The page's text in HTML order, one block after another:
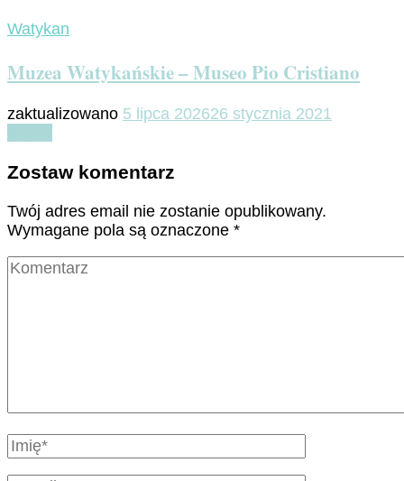
Watykan
Muzea Watykańskie – Museo Pio Cristiano
zaktualizowano 5 lipca 202626 stycznia 2021
Zostaw komentarz
Twój adres email nie zostanie opublikowany.
Wymagane pola są oznaczone *